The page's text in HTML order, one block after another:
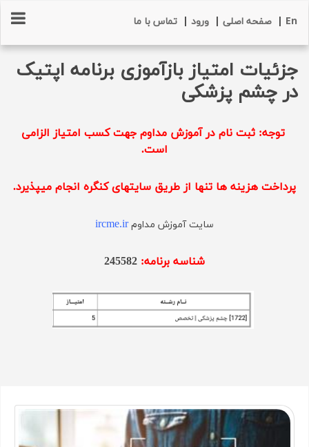
En صفحه اصلی ورود تماس با ما
جزئیات امتیاز بازآموزی برنامه اپتیک
در چشم پزشکی
توجه: ثبت نام در آموزش مداوم جهت کسب امتیاز الزامی
است.
پرداخت هزینه ها تنها از طریق سایتهای کنگره انجام میپذیرد.
سایت آموزش مداومircme.ir
شناسه برنامه: 245582